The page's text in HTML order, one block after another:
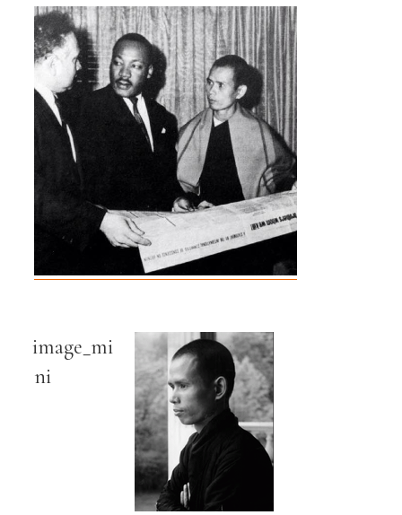
image_mi
ni